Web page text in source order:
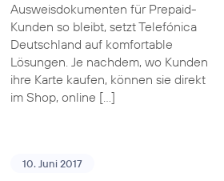
Ausweisdokumenten für Prepaid-
Kunden so bleibt, setzt Telefónica
Deutschland auf komfortable
Lösungen. Je nachdem, wo Kunden
ihre Karte kaufen, können sie direkt
im Shop, online […]
10. Juni 2017